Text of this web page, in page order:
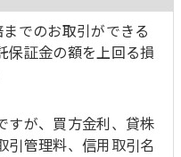
でのお取引ができる
保証金の額を上回る損
すが、買方金利、貸株
引管理料、信用取引名